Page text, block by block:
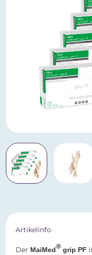
Artikelinfo
Der MaiMed® grip PF